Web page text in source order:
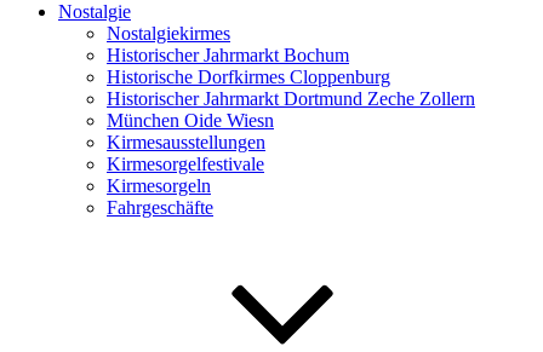
Nostalgie
Nostalgiekirmes
Historischer Jahrmarkt Bochum
Historische Dorfkirmes Cloppenburg
Historischer Jahrmarkt Dortmund Zeche Zollern
München Oide Wiesn
Kirmesausstellungen
Kirmesorgelfestivale
Kirmesorgeln
Fahrgeschäfte